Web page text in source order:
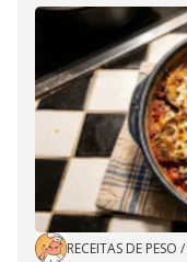
RECEITAS DE PESO /